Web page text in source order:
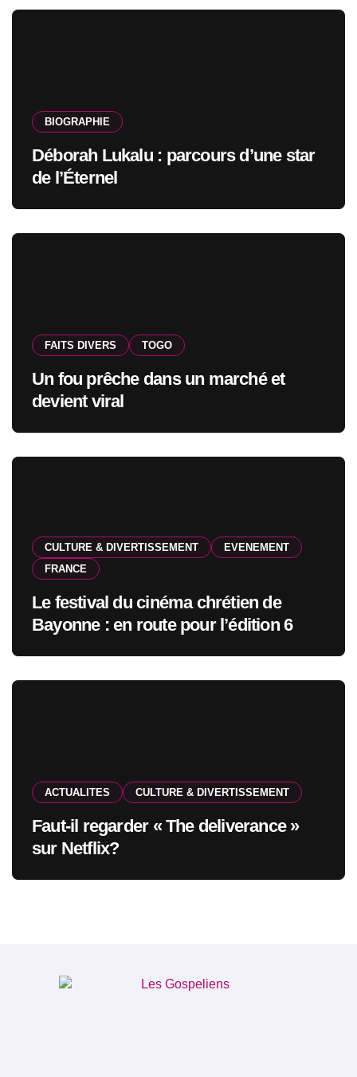
BIOGRAPHIE
Déborah Lukalu : parcours d’une star
de l’Éternel
FAITS DIVERS TOGO
Un fou prêche dans un marché et
devient viral
CULTURE & DIVERTISSEMENT
EVENEMENT
FRANCE
Le festival du cinéma chrétien de
Bayonne : en route pour l’édition 6
ACTUALITES CULTURE & DIVERTISSEMENT
Faut-il regarder « The deliverance »
sur Netflix?